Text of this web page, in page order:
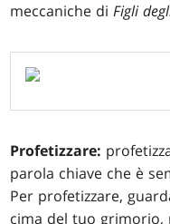
meccaniche diFigli
Profetizzare:
parola chiave che è
Per profetizzare,
cima del tuo